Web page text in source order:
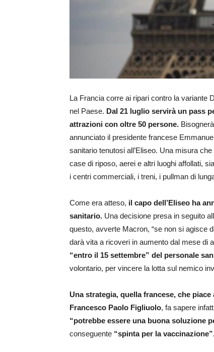
La Francia corre ai ripari contro la variante
nel Paese. Dal 21 luglio servirà un pass
attrazioni con oltre 50 persone.
annunciato il presidente francese
sanitario tenutosi all’Eliseo. Una misura
case di riposo, aerei e altri luoghi affollati,
i centri commerciali, i treni, i pullman di
Come era atteso, il capo dell’Eliseo ha
sanitario. Una decisione presa in seguito
questo, avverte Macron, “se non si agisce
darà vita a ricoveri in aumento dal mese di
“entro il 15 settembre” del personale
volontario, per vincere la lotta sul nemico
Una strategia, quella francese, che piace
Francesco Paolo Figliuolo, fa sapere
“potrebbe essere una buona soluzione
conseguente “spinta per la